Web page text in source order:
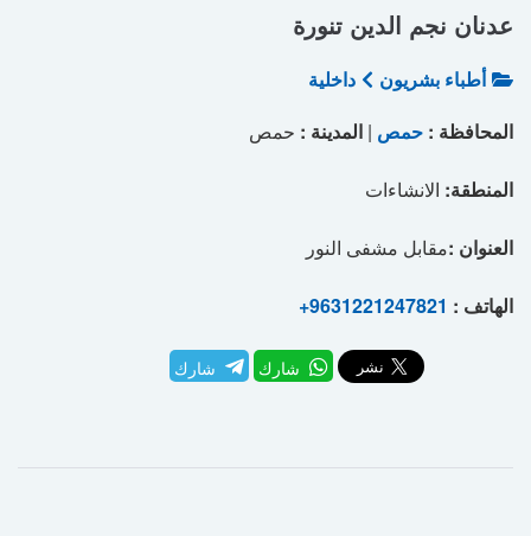
عدنان نجم الدين تنورة
أطباء بشريون
داخلية
المحافظة : حمص | المدينة : حمص
المنطقة: الانشاءات
العنوان :مقابل مشفى النور
الهاتف : +9631221247821
شارك شارك